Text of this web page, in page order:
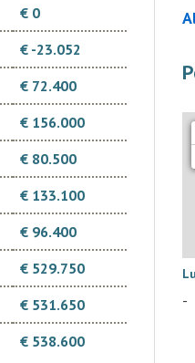
-
€ 0
€ -23.052
€ 72.400
€ 156.000
€ 80.500
€ 133.100
€ 96.400
€ 529.750
€ 531.650
€ 538.600